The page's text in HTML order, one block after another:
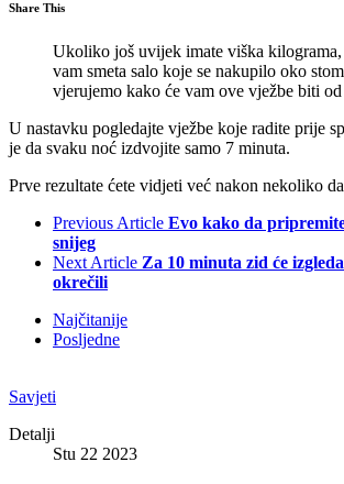
Share This
Ukoliko još uvijek imate viška kilograma,
vam smeta salo koje se nakupilo oko
vjerujemo kako će vam ove vježbe biti
U nastavku pogledajte vježbe koje radite prije
je da svaku noć izdvojite samo 7 minuta.
Prve rezultate ćete vidjeti već nakon nekoliko
Previous Article Evo kako da
snijeg
Next Article Za 10 minuta zid će
okrečili
Najčitanije
Posljedne
Savjeti
Detalji
Stu 22 2023